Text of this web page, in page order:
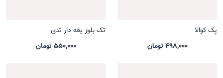
پک کوالا
498,000 تومان
تک بلوز یقه دار تدی
550,000 تومان